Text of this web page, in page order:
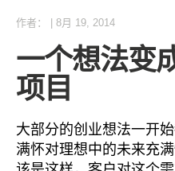
作者： 8月 19, 2014
一个想法变
项目
大部分的创业想法一开
满怀对理想中的未来充